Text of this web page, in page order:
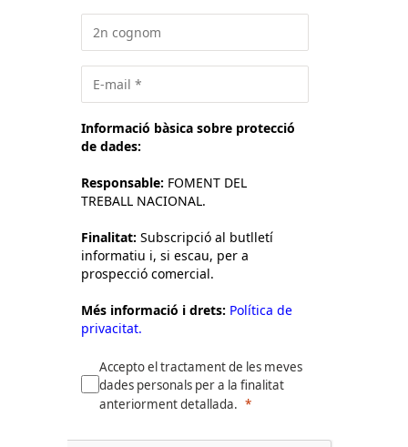
Informació bàsica sobre protecció
de dades:
Responsable: FOMENT DEL
TREBALL NACIONAL.
Finalitat: Subscripció al butlletí
informatiu i, si escau, per a
prospecció comercial.
Més informació i drets: Política de
privacitat.
Accepto el tractament de les meves
dades personals per a la finalitat
anteriorment detallada.